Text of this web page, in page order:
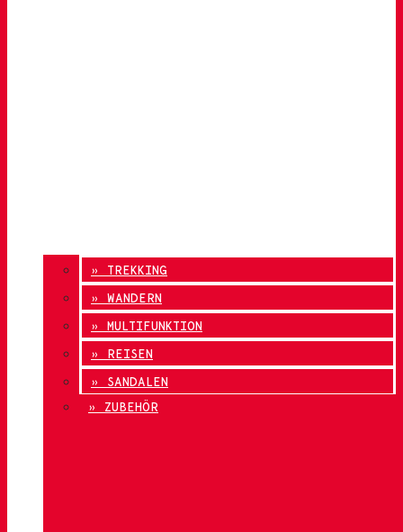
» TREKKING
» WANDERN
» MULTIFUNKTION
» REISEN
» SANDALEN
» ZUBEHÖR